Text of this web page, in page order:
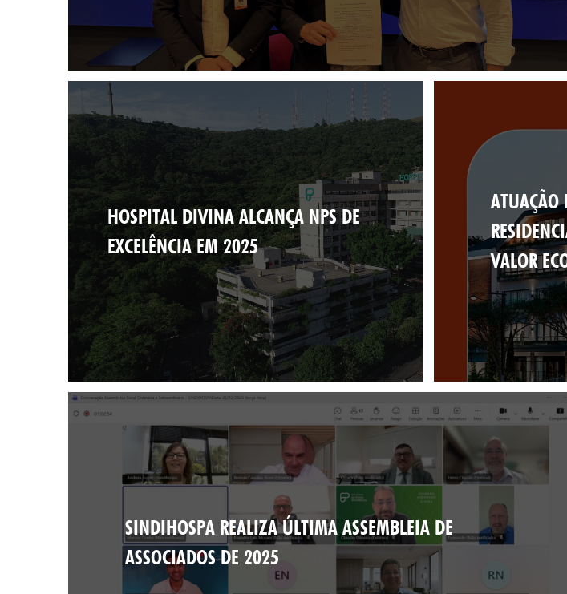
HOSPITAL DIVINA ALCANÇA NPS DE
EXCELÊNCIA EM 2025
ATUAÇÃO
VALOR
SINDIHOSPA REALIZA ÚLTIMA ASSEMBLEIA DE
ASSOCIADOS DE 2025